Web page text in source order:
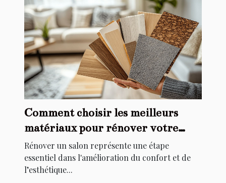
Comment choisir les meilleurs
matériaux pour rénover votre
salon
Rénover un salon représente une étape
essentiel dans l'amélioration du confort et de
l’esthétique...